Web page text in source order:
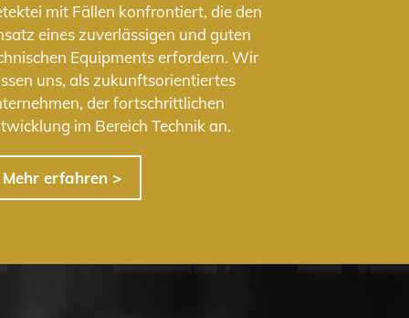
mit Fällen konfrontiert, die den
eines zuverlässigen und guten
Equipments erfordern. Wir
uns, als zukunftsorientiertes
der fortschrittlichen
im Bereich Technik an.
Mehr erfahren >